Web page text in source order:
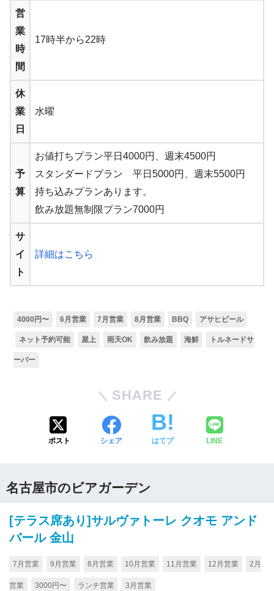
営
業
時
間
17時半から22時
休
業
日
水曜
予
算
お値打ちプラン平日4000円、週末4500円
スタンダードプラン 平日5000円、週末5500円
持ち込みプランあります。
飲み放題無制限プラン7000円
サ
イ
ト
詳細はこちら
4000円〜 6月営業 7月営業 8月営業 BBQ アサヒビール
ネット予約可能 屋上 雨天OK 飲み放題 海鮮 トルネードサ
ーバー
SHARE
ポスト シェア はてブ LINE
名古屋市のビアガーデン
[テラス席あり]サルヴァトーレ クオモ アンド
バール 金山
7月営業 9月営業 8月営業 10月営業 11月営業 12月営業 2月
営業 3000円〜 ランチ営業 3月営業